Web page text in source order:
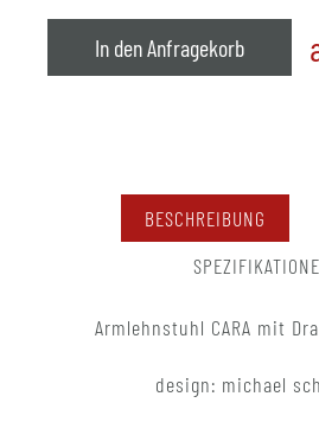
In den Anfragekorb
BESCHREIBUNG
Armlehnstuhl CARA mit
design: michael